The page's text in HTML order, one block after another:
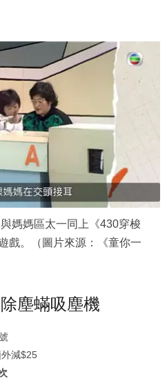
媽媽區太一同上《430穿梭
戲。（圖片來源：《童你一
塵蟎吸塵機
減$25